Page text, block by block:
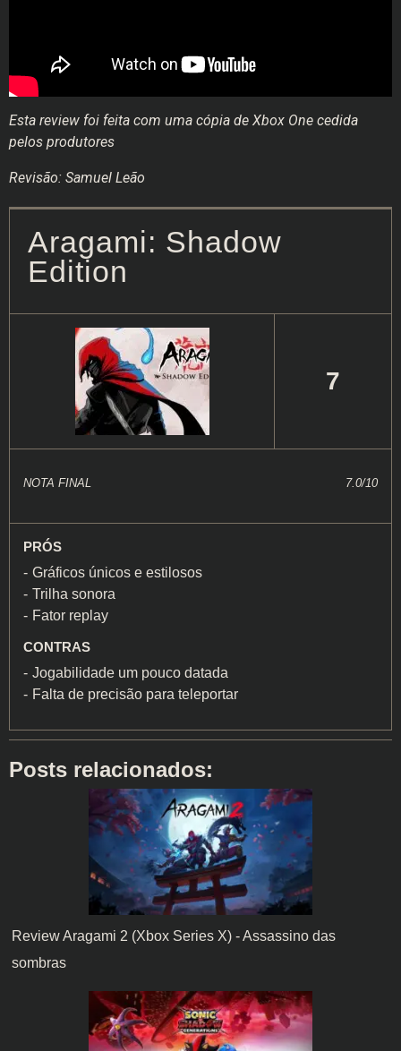
Esta review foi feita com uma cópia de Xbox One cedida
pelos produtores
Revisão: Samuel Leão
Aragami: Shadow
Edition
7
NOTA FINAL 7.0/10
PRÓS
Gráficos únicos e estilosos
Trilha sonora
Fator replay
CONTRAS
Jogabilidade um pouco datada
Falta de precisão para teleportar
Posts relacionados:
Review Aragami 2 (Xbox Series X) - Assassino das
sombras